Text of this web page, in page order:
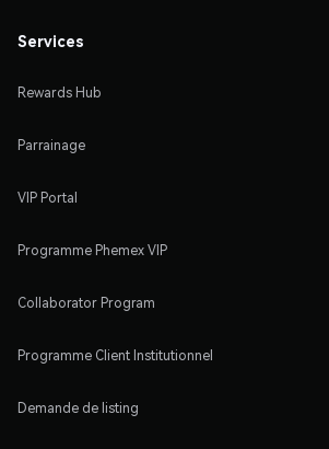
Services
Rewards Hub
Parrainage
VIP Portal
Programme Phemex VIP
Collaborator Program
Programme Client Institutionnel
Demande de listing